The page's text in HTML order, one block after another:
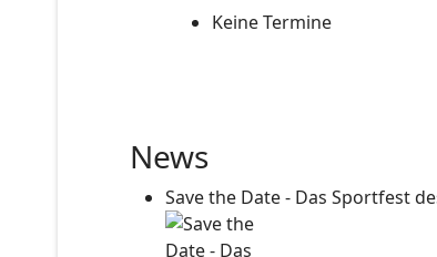
Keine Termine
News
Save the Date - Das Sportfest